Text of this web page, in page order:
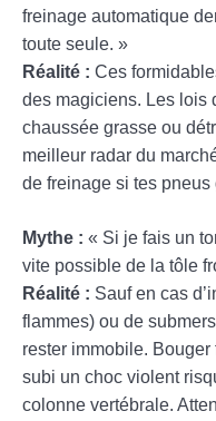
freinage automatique
toute seule. »
Réalité : Ces
des magiciens. Les lois
chaussée grasse ou
meilleur radar du
de freinage si tes pneus
Mythe : « Si je fais un
vite possible de la tôle
Réalité : Sauf en cas
flammes) ou de
rester immobile.
subi un choc violent
colonne vertébrale.